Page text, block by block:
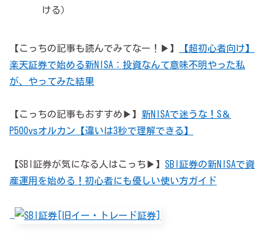
ける）
【こっちの記事も読んでみてなー！▶】
【超初心者向け】
楽天証券で始める新NISA：投資なんて意味不明やった私
が、やってみた結果
【こっちの記事もおすすめ▶】 新NISAで迷うな！S＆
P500vsオルカン【違いは3秒で理解できる】
【SBI証券が気になる人はこっち▶】 SBI証券の新NISAで資
産運用を始める！初心者にも優しい使い方ガイド